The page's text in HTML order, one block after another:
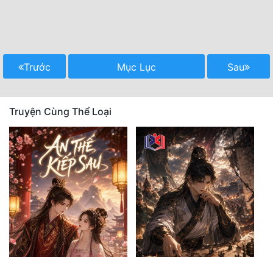
Trước Mục Lục Sau
Truyện Cùng Thể Loại